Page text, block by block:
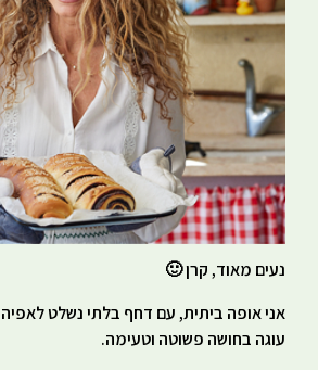
נעים מאוד, קרן 🙂
אני אופה ביתית, עם דחף בלתי נשלט
עוגה בחושה פשוטה וטעימה.